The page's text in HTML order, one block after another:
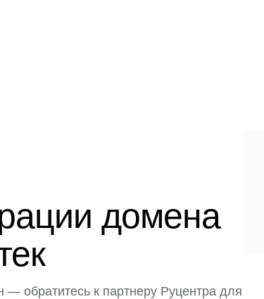
домена
— обратитесь к партнеру Руцентра для